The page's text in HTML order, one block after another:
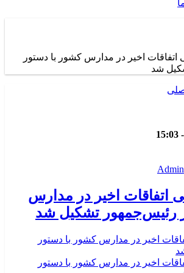
اتفاقات اخیر در مدارس کشور با دستور
شد
Admin
اتفاقات اخیر در مدارس
رئیس‌جمهور تشکیل شد